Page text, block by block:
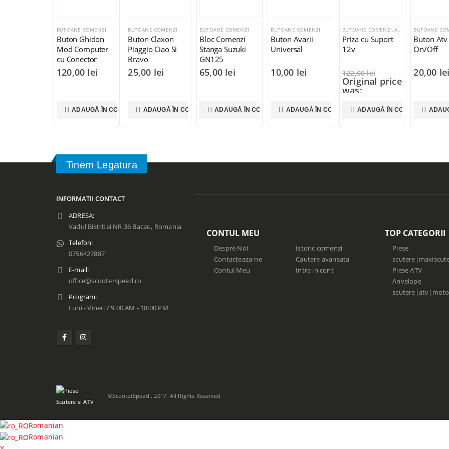
BUTOANE COMENZI
Buton Ghidon
Mod Computer
cu Conector
120,00 lei
ADAUGĂ ÎN COȘ
BUTOANE COMENZI
Buton Claxon
Piaggio Ciao Si
Bravo
25,00 lei
ADAUGĂ ÎN COȘ
BUTOANE COMENZI
Bloc Comenzi
Stanga Suzuki
GN125
65,00 lei
ADAUGĂ ÎN COȘ
BUTOANE COMENZI
Buton Avarii
Universal
10,00 lei
ADAUGĂ ÎN COȘ
BUTOANE COMENZI ,ACCESORII ATV
Priza cu Suport
12v
122,00lei
Original price
was:
89,00lei
ADAUGĂ ÎN COȘ
BUTOANE
Buton Atv
On/Off
20,00 lei
Tinem Legatura
INFORMATII CONTACT
ADRESA:
Vadul Bistritei NR.36 Bacau, Romania
Telefon:
0756427887
E-mail:
office@scooterspeed.ro
Program:
Luni - Vineri / 9:00 AM - 18:00 PM
CONTUL MEU
Despre Noi
Contacteaza-ne
Contul Meu
Istoric comenzi
Cautare avansata
Intra in cont
TOP CATEGORII
Piese
Piese ATV
Anvelope
©ScooterSpeed . 2017. All Rights Reserved
Romanian
Romanian